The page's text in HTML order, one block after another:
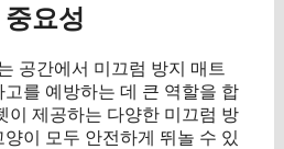
요성
공간에서 미끄럼 방지 매트
를 예방하는 데 큰 역할을 합
이 제공하는 다양한 미끄럼 방
이 모두 안전하게 뛰놀 수 있